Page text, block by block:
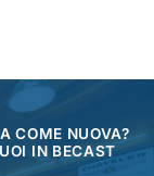
COME NUOVA?
IN BECAST